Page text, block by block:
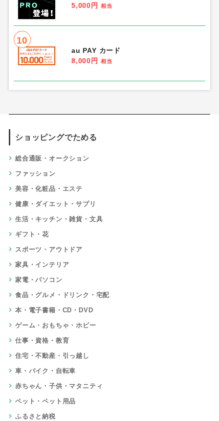
5,000円
相当
10
au PAY カード
8,000円
相当
ショッピングでためる
総合通販・オークション
ファッション
美容・化粧品・エステ
健康・ダイエット・サプリ
生活・キッチン・雑貨・文具
ギフト・花
スポーツ・アウトドア
家具・インテリア
家電・パソコン
食品・グルメ・ドリンク・宅配
本・電子書籍・CD・DVD
ゲーム・おもちゃ・ホビー
仕事・資格・教育
住宅・不動産・引っ越し
車・バイク・自転車
赤ちゃん・子供・マタニティ
ペット・ペット用品
ふるさと納税